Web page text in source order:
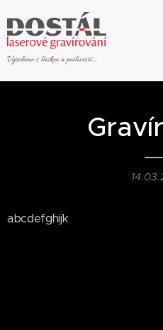
Vyrobeno s láskou a pečlivostí...
abcdefghijk